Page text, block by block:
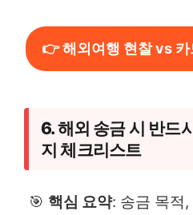
👉 해외여행 현찰 vs 카
6. 해외 송금 시 반드
지 체크리스트
🎯 핵심 요약: 송금 목적